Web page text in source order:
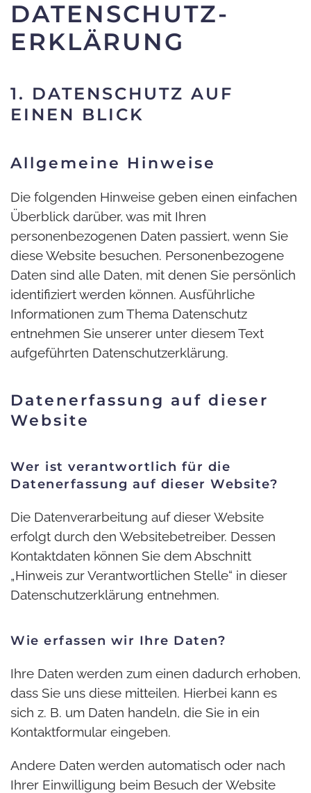
DATENSCHUTZ­
ERKLÄRUNG
1. DATENSCHUTZ AUF
EINEN BLICK
Allgemeine Hinweise
Die folgenden Hinweise geben einen einfachen
Überblick darüber, was mit Ihren
personenbezogenen Daten passiert, wenn Sie
diese Website besuchen. Personenbezogene
Daten sind alle Daten, mit denen Sie persönlich
identifiziert werden können. Ausführliche
Informationen zum Thema Datenschutz
entnehmen Sie unserer unter diesem Text
aufgeführten Datenschutzerklärung.
Datenerfassung auf dieser
Website
Wer ist verantwortlich für die
Datenerfassung auf dieser Website?
Die Datenverarbeitung auf dieser Website
erfolgt durch den Websitebetreiber. Dessen
Kontaktdaten können Sie dem Abschnitt
„Hinweis zur Verantwortlichen Stelle“ in dieser
Datenschutzerklärung entnehmen.
Wie erfassen wir Ihre Daten?
Ihre Daten werden zum einen dadurch erhoben,
dass Sie uns diese mitteilen. Hierbei kann es
sich z. B. um Daten handeln, die Sie in ein
Kontaktformular eingeben.
Andere Daten werden automatisch oder nach
Ihrer Einwilligung beim Besuch der Website